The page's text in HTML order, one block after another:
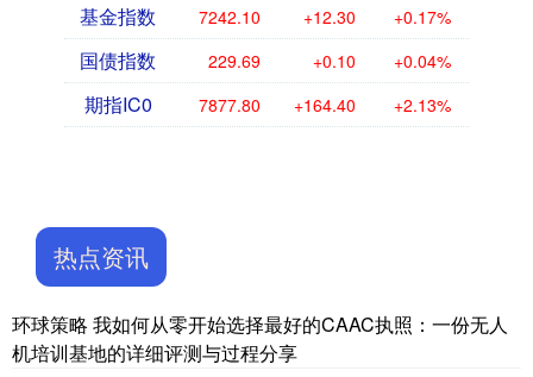
基金指数 7242.10 +12.30 +0.17%
国债指数 229.69 +0.10 +0.04%
期指IC0 7877.80 +164.40 +2.13%
热点资讯
环球策略 我如何从零开始选择最好的CAAC执照：一份无人
机培训基地的详细评测与过程分享